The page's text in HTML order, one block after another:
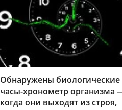
Обнаружены биологические
часы-хронометр организма
когда они выходят из строя,